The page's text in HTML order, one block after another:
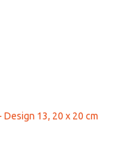
13, 20 x 20 cm